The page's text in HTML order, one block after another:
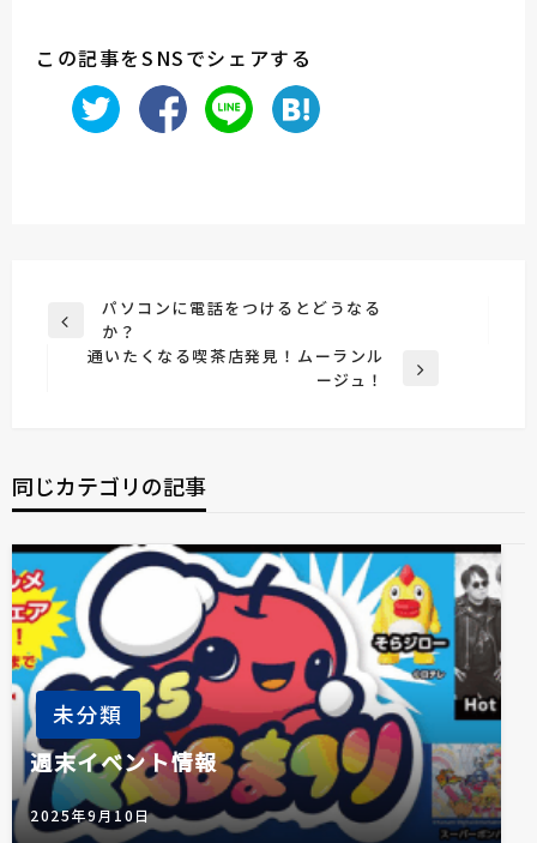
この記事をSNSでシェアする
投
ー
シ
ョ
ン
前
パソコンに電話をつけるとどうなる
か？
通いたくなる喫茶店発見！ムーランル
ージュ！
同じカテゴリの記事
未分類
週末イベント情報
2025年9月10日